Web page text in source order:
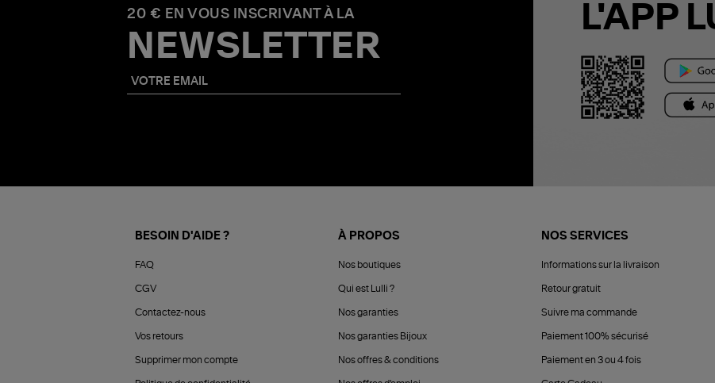
20 € EN VOUS INSCRIVANT À LA
NEWSLETTER
L'APP
BESOIN D'AIDE ?
FAQ
CGV
Contactez-nous
Vos retours
Supprimer mon compte
À PROPOS
Nos boutiques
Qui est Lulli ?
Nos garanties
Nos garanties Bijoux
Nos offres & conditions
NOS SERVICES
Informations sur la livraison
Retour gratuit
Suivre ma commande
Paiement 100% sécurisé
Paiement en 3 ou 4 fois